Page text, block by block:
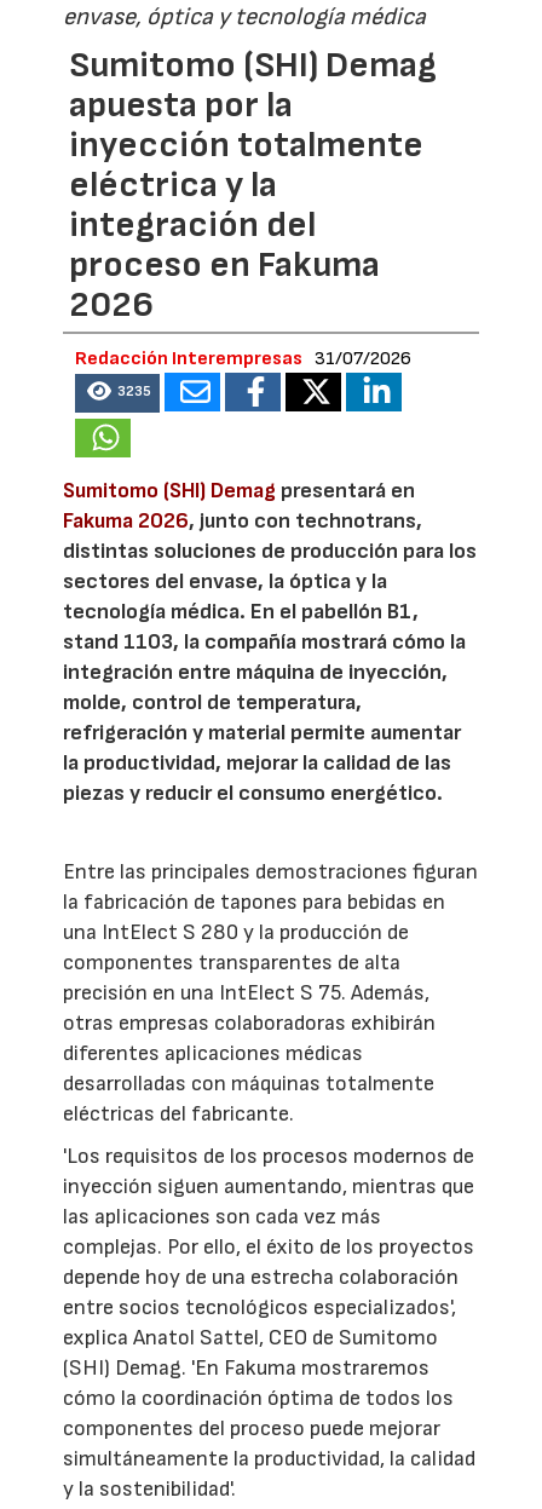
envase, óptica y tecnología médica
Sumitomo (SHI) Demag
apuesta por la
inyección totalmente
eléctrica y la
integración del
proceso en Fakuma
2026
Redacción Interempresas 31/07/2026
3235
Sumitomo (SHI) Demag presentará en
Fakuma 2026, junto con technotrans,
distintas soluciones de producción para los
sectores del envase, la óptica y la
tecnología médica. En el pabellón B1,
stand 1103, la compañía mostrará cómo la
integración entre máquina de inyección,
molde, control de temperatura,
refrigeración y material permite aumentar
la productividad, mejorar la calidad de las
piezas y reducir el consumo energético.
Entre las principales demostraciones figuran
la fabricación de tapones para bebidas en
una IntElect S 280 y la producción de
componentes transparentes de alta
precisión en una IntElect S 75. Además,
otras empresas colaboradoras exhibirán
diferentes aplicaciones médicas
desarrolladas con máquinas totalmente
eléctricas del fabricante.
'Los requisitos de los procesos modernos de
inyección siguen aumentando, mientras que
las aplicaciones son cada vez más
complejas. Por ello, el éxito de los proyectos
depende hoy de una estrecha colaboración
entre socios tecnológicos especializados',
explica Anatol Sattel, CEO de Sumitomo
(SHI) Demag. 'En Fakuma mostraremos
cómo la coordinación óptima de todos los
componentes del proceso puede mejorar
simultáneamente la productividad, la calidad
y la sostenibilidad'.